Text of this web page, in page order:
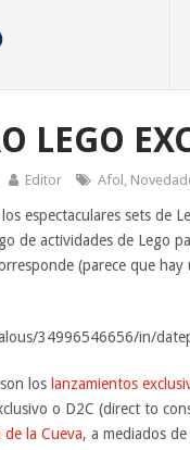
LEGO
Editor Afol ,
espectaculares sets de
de actividades de Lego
(parece que hay
34996546656/in/
los lanzamientos
o D2C (direct to
la Cueva, a mediados